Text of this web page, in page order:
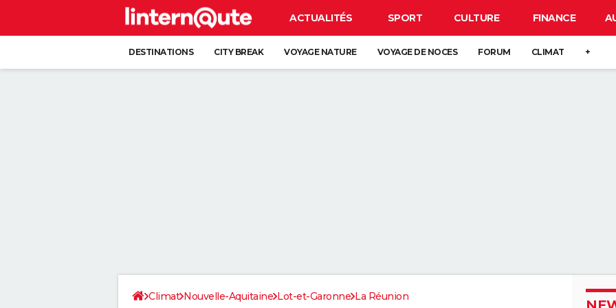
ACTUALITÉS SPORT CULTURE FINANCE
DESTINATIONS CITY BREAK VOYAGE NATURE VOYAGE DE NOCES FORUM CLIMAT +
Climat Nouvelle-Aquitaine Lot-et-Garonne La Réunion